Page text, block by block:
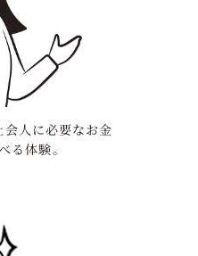
人に必要なお金
る体験。